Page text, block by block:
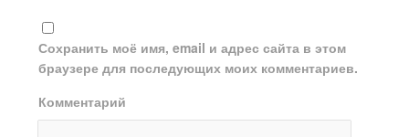
Сохранить моё имя, email и адрес сайта в этом
браузере для последующих моих комментариев.
Комментарий